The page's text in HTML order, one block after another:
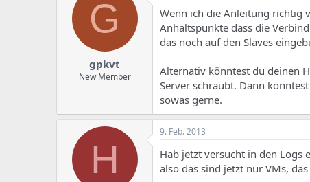
G
gpkvt
New Member
Wenn ich die Anleitung richtig
Anhaltspunkte dass die
das noch auf den Slaves
Alternativ könntest du deinen
Server schraubt. Dann
sowas gerne.
H
9. Feb. 2013
Hab jetzt versucht in den Logs
also das sind jetzt nur VMs,